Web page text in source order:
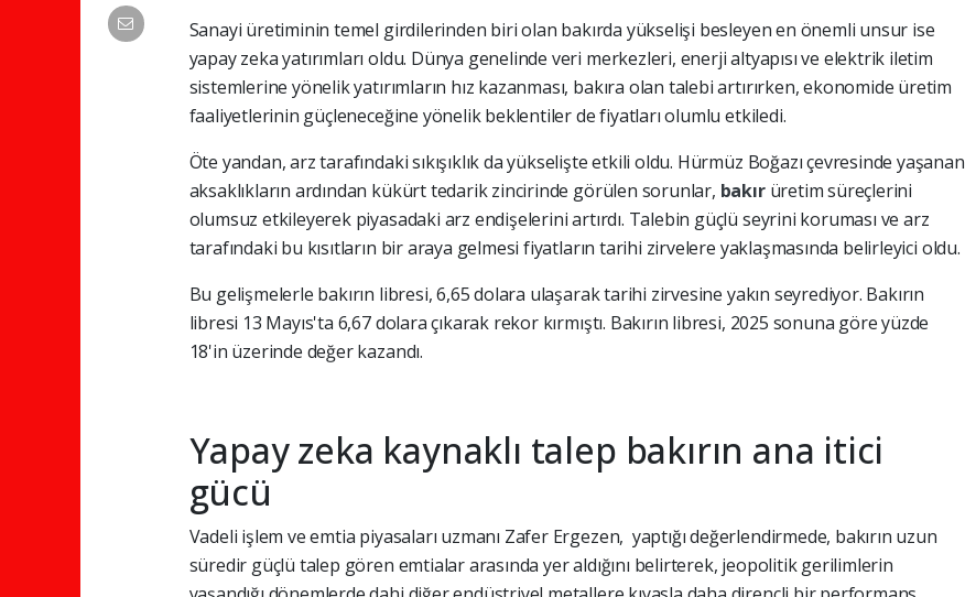
Sanayi üretiminin temel girdilerinden biri olan bakırda yükselişi besleyen en önemli unsur ise
yapay zeka yatırımları oldu. Dünya genelinde veri merkezleri, enerji altyapısı ve elektrik iletim
sistemlerine yönelik yatırımların hız kazanması, bakıra olan talebi artırırken, ekonomide üretim
faaliyetlerinin güçleneceğine yönelik beklentiler de fiyatları olumlu etkiledi.
Öte yandan, arz tarafındaki sıkışıklık da yükselişte etkili oldu. Hürmüz Boğazı çevresinde yaşanan
aksaklıkların ardından kükürt tedarik zincirinde görülen sorunlar, bakır üretim süreçlerini
olumsuz etkileyerek piyasadaki arz endişelerini artırdı. Talebin güçlü seyrini koruması ve arz
tarafındaki bu kısıtların bir araya gelmesi fiyatların tarihi zirvelere yaklaşmasında belirleyici oldu.
Bu gelişmelerle bakırın libresi, 6,65 dolara ulaşarak tarihi zirvesine yakın seyrediyor. Bakırın
libresi 13 Mayıs'ta 6,67 dolara çıkarak rekor kırmıştı. Bakırın libresi, 2025 sonuna göre yüzde
18'in üzerinde değer kazandı.
Yapay zeka kaynaklı talep bakırın ana itici
gücü
Vadeli işlem ve emtia piyasaları uzmanı Zafer Ergezen, yaptığı değerlendirmede, bakırın uzun
süredir güçlü talep gören emtialar arasında yer aldığını belirterek, jeopolitik gerilimlerin